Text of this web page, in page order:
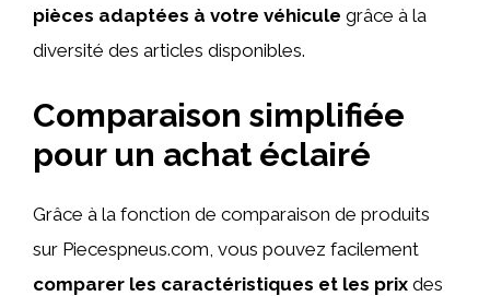
pièces adaptées à votre véhicule grâce à la
diversité des articles disponibles.
Comparaison simplifiée
pour un achat éclairé
Grâce à la fonction de comparaison de produits
sur Piecespneus.com, vous pouvez facilement
comparer les caractéristiques et les prix des